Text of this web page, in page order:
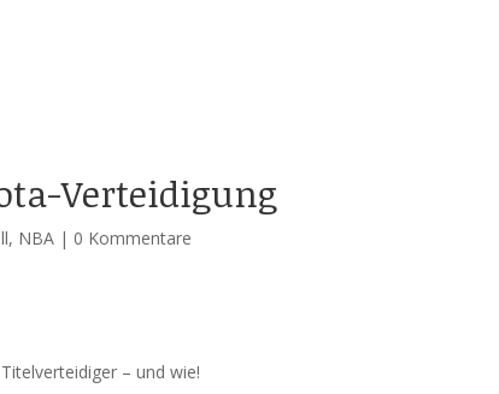
Verteidigung
, NBA | 0 Kommentare
– und wie!